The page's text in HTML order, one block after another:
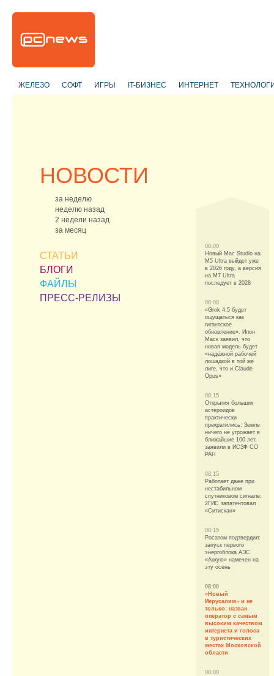
ЖЕЛЕЗО СОФТ ИГРЫ IT-БИЗНЕС ИНТЕРНЕТ
НОВОСТИ
за неделю
неделю назад
2 недели назад
за месяц
СТАТЬИ
БЛОГИ
ФАЙЛЫ
ПРЕСС-РЕЛИЗЫ
08:00
Новый Mac Studio на
M5 Ultra выйдет уже
в 2026 году, а версия
на M7 Ultra
последует в 2028
08:00
«Grok 4.5 будет
ощущаться как
гигантское
обновление». Илон
Маск заявил, что
новая модель будет
«надёжной рабочей
лошадкой в той же
лиге, что и Claude
Opus»
08:15
Открытия больших
астероидов
практически
прекратились: Земле
ничего не угрожает в
ближайшие 100 лет,
заявили в ИСЗФ СО
РАН
08:15
Работает даже при
нестабильном
спутниковом сигнале:
2ГИС запатентовал
«Ситискан»
08:15
Росатом подтвердил:
запуск первого
энергоблока АЭС
«Аккую» намечен на
эту осень
08:00
«Новый
Иерусалим» и не
только: назван
оператор с самым
высоким качеством
интернета и голоса
в туристических
местах Московской
области
08:00